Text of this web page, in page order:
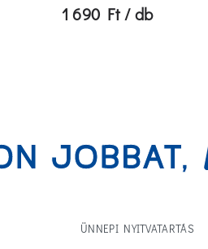
1 690 Ft / db
ÜNNEPI NYITVATARTÁS